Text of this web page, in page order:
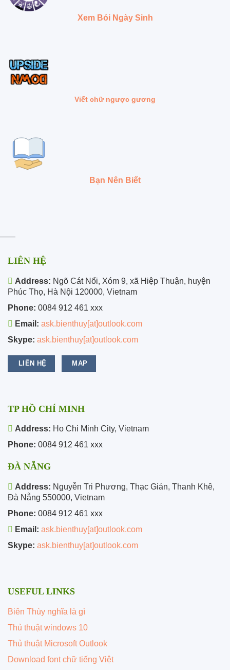
Xem Bói Ngày Sinh
Viết chữ ngược gương
Bạn Nên Biết
LIÊN HỆ
Address: Ngõ Cát Nổi, Xóm 9, xã Hiệp Thuận, huyện
Phúc Thọ, Hà Nội 120000, Vietnam
Phone: 0084 912 461 xxx
Email: ask.bienthuy[at]outlook.com
Skype: ask.bienthuy[at]outlook.com
LIÊN HỆ MAP
TP HỒ CHÍ MINH
Address: Ho Chi Minh City, Vietnam
Phone: 0084 912 461 xxx
ĐÀ NẴNG
Address: Nguyễn Tri Phương, Thạc Gián, Thanh Khê,
Đà Nẵng 550000, Vietnam
Phone: 0084 912 461 xxx
Email: ask.bienthuy[at]outlook.com
Skype: ask.bienthuy[at]outlook.com
USEFUL LINKS
Biên Thùy nghĩa là gì
Thủ thuật windows 10
Thủ thuật Microsoft Outlook
Download font chữ tiếng Việt